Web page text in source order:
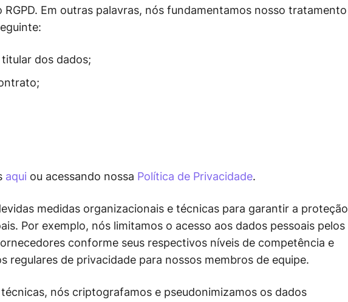
Em outras palavras, nós fundamentamos nosso tratamento
dos dados;
aqui ou acessando nossa Política de Privacidade.
medidas organizacionais e técnicas para garantir a proteção
Por exemplo, nós limitamos o acesso aos dados pessoais pelos
conforme seus respectivos níveis de competência e
regulares de privacidade para nossos membros de equipe.
nós criptografamos e pseudonimizamos os dados